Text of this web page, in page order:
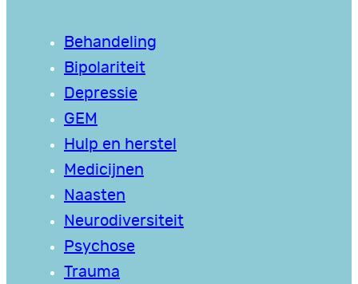
Behandeling
Bipolariteit
Depressie
GEM
Hulp en herstel
Medicijnen
Naasten
Neurodiversiteit
Psychose
Trauma